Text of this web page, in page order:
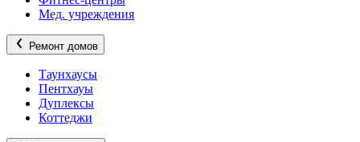
Мед. учреждения
Ремонт домов
Таунхаусы
Пентхауы
Дуплексы
Коттеджи